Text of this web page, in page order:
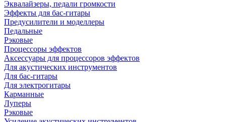
Эквалайзеры, педали громкости
Эффекты для бас-гитары
Предусилители и моделлеры
Педальные
Рэковые
Процессоры эффектов
Аксессуары для процессоров эффектов
Для акустических инструментов
Для бас-гитары
Для электрогитары
Карманные
Луперы
Рэковые